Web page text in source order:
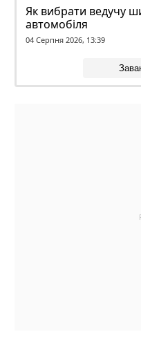
Як вибрати ведучу
автомобіля
04 Серпня 2026, 13:39